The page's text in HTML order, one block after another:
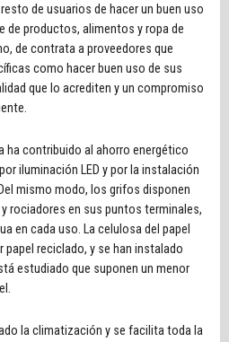
de usuarios de hacer un buen uso
de productos, alimentos y ropa de
de contrata a proveedores que
como hacer buen uso de sus
que lo acrediten y un compromiso
ha contribuido al ahorro energético
iluminación LED y por la instalación
mismo modo, los grifos disponen
rociadores en sus puntos terminales,
en cada uso. La celulosa del papel
reciclado, y se han instalado
estudiado que suponen un menor
la climatización y se facilita toda la